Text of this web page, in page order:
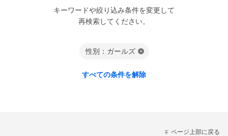
キーワードや絞り込み条件を変更して
再検索してください。
性別：ガールズ
すべての条件を解除
ページ上部に戻る